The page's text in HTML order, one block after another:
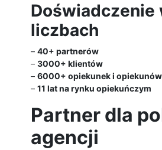
Doświadczenie
liczbach
– 40+ partnerów
– 3000+ klientów
– 6000+ opiekunek i opiekunów
– 11 lat na rynku opiekuńczym
Partner dla
agencji